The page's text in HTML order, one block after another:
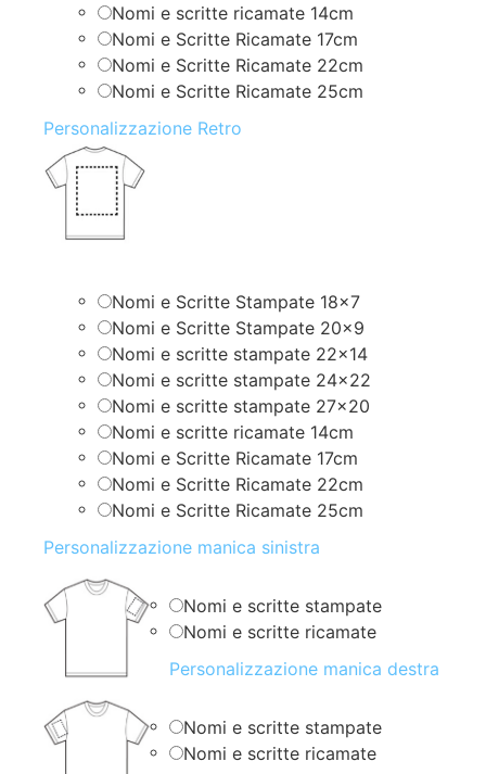
Nomi e scritte ricamate 14cm
Nomi e Scritte Ricamate 17cm
Nomi e Scritte Ricamate 22cm
Nomi e Scritte Ricamate 25cm
Personalizzazione Retro
Nomi e Scritte Stampate 18×7
Nomi e Scritte Stampate 20×9
Nomi e scritte stampate 22×14
Nomi e scritte stampate 24×22
Nomi e scritte stampate 27×20
Nomi e scritte ricamate 14cm
Nomi e Scritte Ricamate 17cm
Nomi e Scritte Ricamate 22cm
Nomi e Scritte Ricamate 25cm
Personalizzazione manica sinistra
Nomi e scritte stampate
Nomi e scritte ricamate
Personalizzazione manica destra
Nomi e scritte stampate
Nomi e scritte ricamate